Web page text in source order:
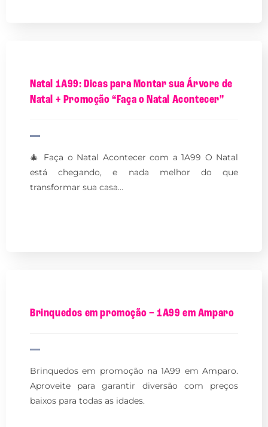
Natal 1A99: Dicas para Montar sua Árvore de
Natal + Promoção “Faça o Natal Acontecer”
🎄 Faça o Natal Acontecer com a 1A99 O Natal
está chegando, e nada melhor do que
transformar sua casa…
Brinquedos em promoção – 1A99 em Amparo
Brinquedos em promoção na 1A99 em Amparo.
Aproveite para garantir diversão com preços
baixos para todas as idades.